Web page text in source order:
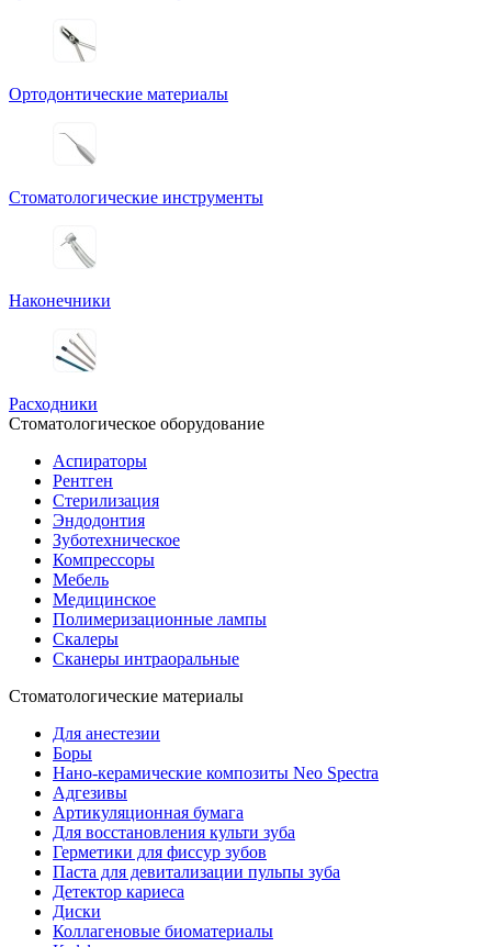
Ортодонтические материалы
Стоматологические инструменты
Наконечники
Расходники
Стоматологическое оборудование
Аспираторы
Рентген
Стерилизация
Эндодонтия
Зуботехническое
Компрессоры
Мебель
Медицинское
Полимеризационные лампы
Скалеры
Сканеры интраоральные
Стоматологические материалы
Для анестезии
Боры
Нано-керамические композиты Neo Spectra
Адгезивы
Артикуляционная бумага
Для восстановления культи зуба
Герметики для фиссур зубов
Паста для девитализации пульпы зуба
Детектор кариеса
Диски
Коллагеновые биоматериалы